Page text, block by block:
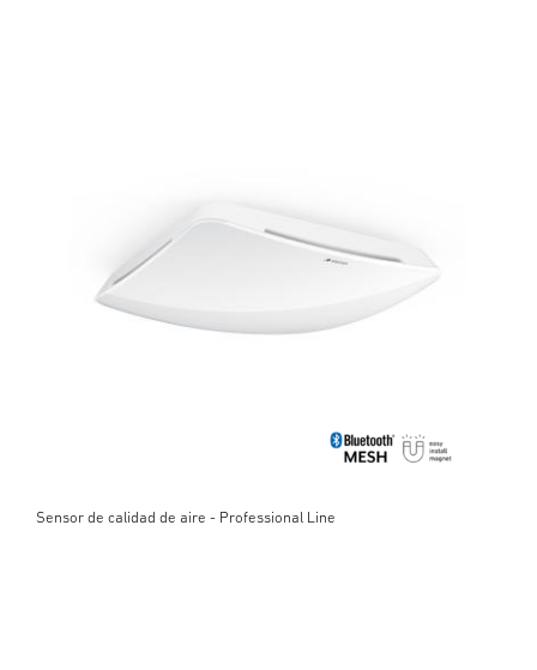
Sensor de calidad de aire - Professional Line